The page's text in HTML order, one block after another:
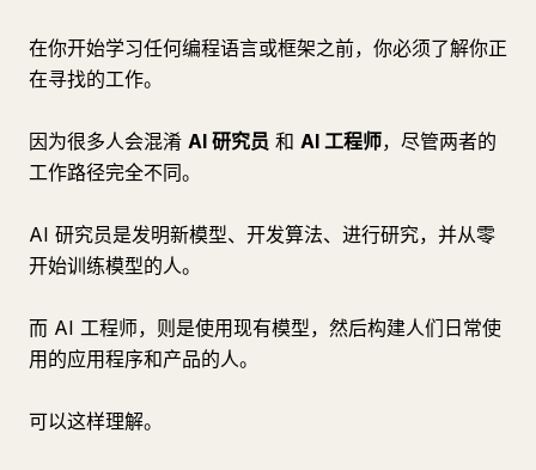
在你开始学习任何编程语言或框架之前，你必须了解你正
在寻找的工作。
因为很多人会混淆 AI 研究员 和 AI 工程师，尽管两者的
工作路径完全不同。
AI 研究员是发明新模型、开发算法、进行研究，并从零
开始训练模型的人。
而 AI 工程师，则是使用现有模型，然后构建人们日常使
用的应用程序和产品的人。
可以这样理解。